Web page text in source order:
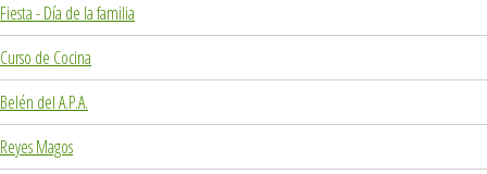
Fiesta - Día de la familia
Curso de Cocina
Belén del A.P.A.
Reyes Magos